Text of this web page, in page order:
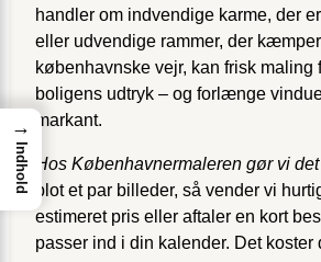
handler om indvendige karme, der
eller udvendige rammer, der
københavnske vejr, kan frisk maling
boligens udtryk – og forlænge
markant.
Hos Københavnermaleren gør vi
blot et par billeder, så vender vi
estimeret pris eller aftaler en kort
passer ind i din kalender. Det koster
→
Indhold